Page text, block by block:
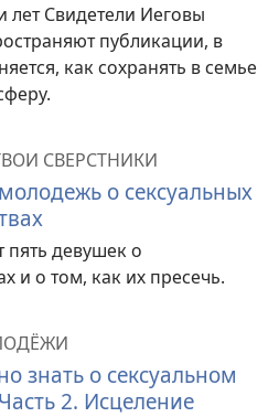
лет Свидетели Иеговы
публикации, в
как сохранять в семье
СВЕРСТНИКИ
о сексуальных
пять девушек о
и о том, как их пресечь.
знать о сексуальном
2. Исцеление